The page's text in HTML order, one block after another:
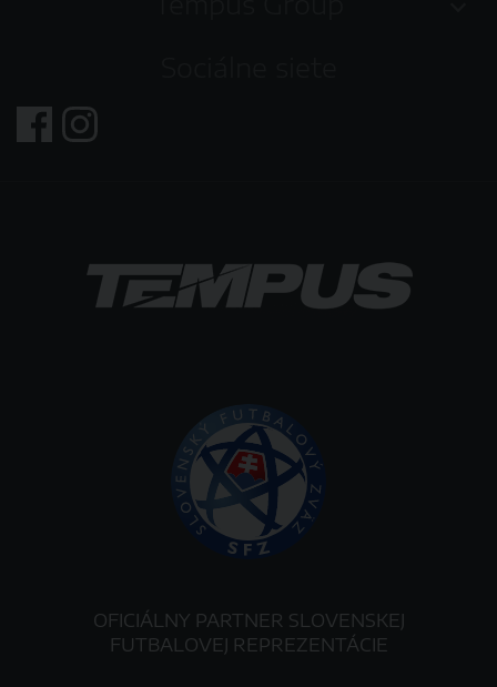
OFICIÁLNY PARTNER SLOVENSKEJ
FUTBALOVEJ REPREZENTÁCIE